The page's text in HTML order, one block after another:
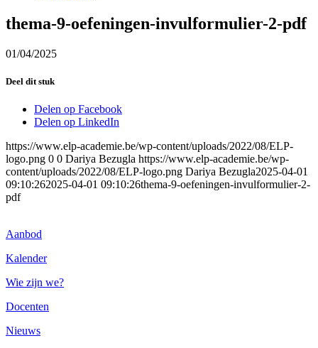
thema-9-oefeningen-invulformulier-2-pdf
01/04/2025
Deel dit stuk
Delen op Facebook
Delen op LinkedIn
https://www.elp-academie.be/wp-content/uploads/2022/08/ELP-
logo.png 0 0 Dariya Bezugla https://www.elp-academie.be/wp-
content/uploads/2022/08/ELP-logo.png Dariya Bezugla2025-04-01
09:10:262025-04-01 09:10:26thema-9-oefeningen-invulformulier-2-
pdf
Aanbod
Kalender
Wie zijn we?
Docenten
Nieuws